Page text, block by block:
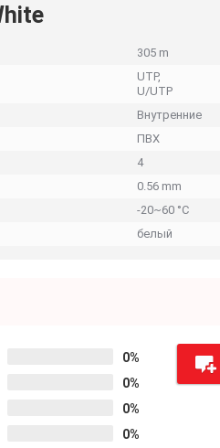
305 m
UTP,
U/UTP
Внутренние
ПВХ
4
0.56 mm
-20~60 °C
белый
0%
0%
0%
0%